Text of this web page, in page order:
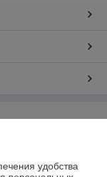
удобства